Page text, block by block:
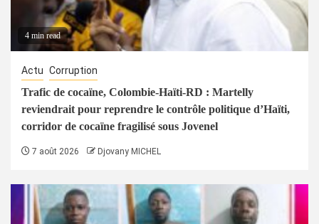
4 min read
Actu Corruption
Trafic de cocaïne, Colombie-Haïti-RD : Martelly
reviendrait pour reprendre le contrôle politique d’Haïti,
corridor de cocaïne fragilisé sous Jovenel
7 août 2026 Djovany MICHEL